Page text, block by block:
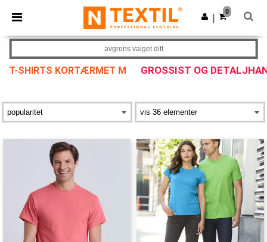
× Ntextil-app
Bedre priser i appen!
Last ned app
0
T-SHIRTS KORTÆRMET M GROSSIST OG
avgrens valget ditt